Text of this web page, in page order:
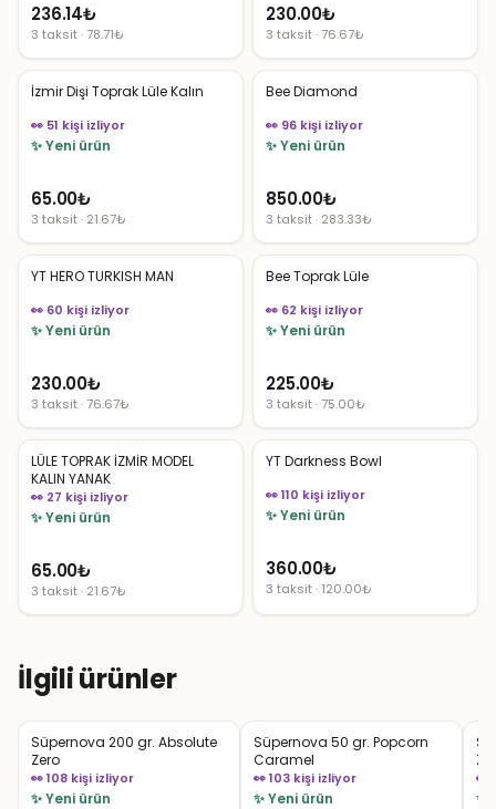
236.14₺
3 taksit · 78.71₺
230.00₺
3 taksit · 76.67₺
İzmir Dişi Toprak Lüle Kalın
👀 51 kişi izliyor
✨ Yeni ürün
65.00₺
3 taksit · 21.67₺
Bee Diamond
👀 96 kişi izliyor
✨ Yeni ürün
850.00₺
3 taksit · 283.33₺
YT HERO TURKISH MAN
👀 60 kişi izliyor
✨ Yeni ürün
230.00₺
3 taksit · 76.67₺
Bee Toprak Lüle
👀 62 kişi izliyor
✨ Yeni ürün
225.00₺
3 taksit · 75.00₺
LÜLE TOPRAK İZMİR MODEL
KALIN YANAK
👀 27 kişi izliyor
✨ Yeni ürün
65.00₺
3 taksit · 21.67₺
YT Darkness Bowl
👀 110 kişi izliyor
✨ Yeni ürün
360.00₺
3 taksit · 120.00₺
İlgili ürünler
Süpernova 200 gr. Absolute
Zero
👀 108 kişi izliyor
✨ Yeni ürün
Süpernova 50 gr. Popcorn
Caramel
👀 103 kişi izliyor
✨ Yeni ürün
👀
✨